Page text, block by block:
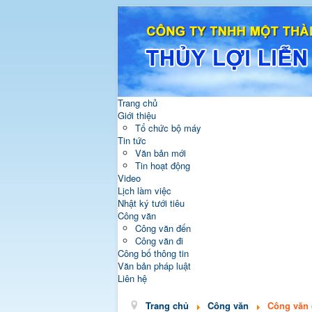
Trang chủ
Giới thiệu
Tổ chức bộ máy
Tin tức
Văn bản mới
Tin hoạt động
Video
Lịch làm việc
Nhật ký tưới tiêu
Công văn
Công văn đến
Công văn đi
Công bố thông tin
Văn bản pháp luật
Liên hệ
Trang chủ Công văn Công văn